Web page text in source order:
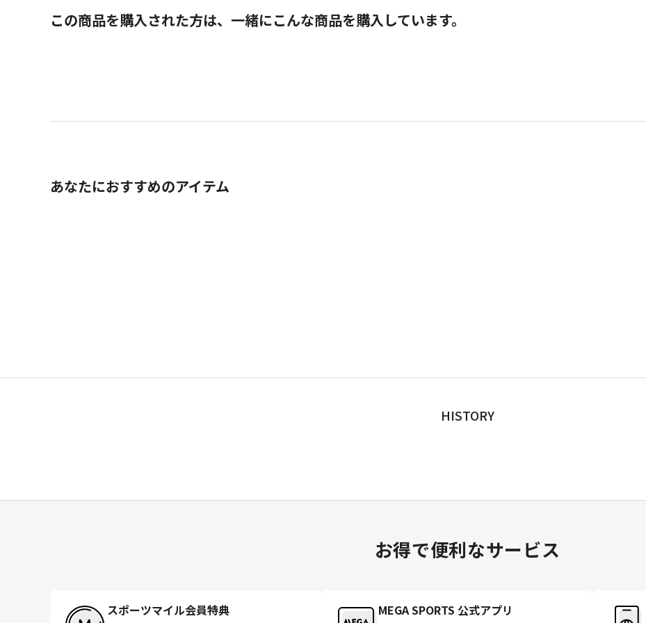
この商品を購入された方は、一緒にこんな商品を購入しています。
あなたにおすすめのアイテム
HISTORY
お得で便利なサービス
スポーツマイル会員特典 MEGA SPORTS 公式アプリ